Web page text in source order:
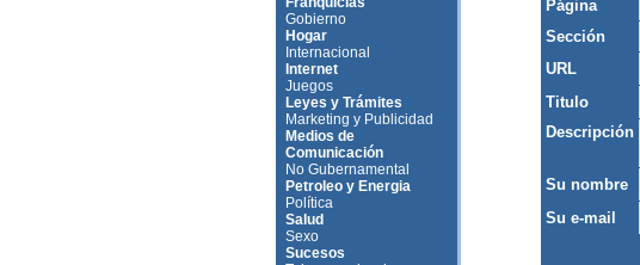
Gobierno
Hogar
Internacional
Internet
Juegos
Leyes y Trámites
Marketing y Publicidad
Medios de
Comunicación
No Gubernamental
Petroleo y Energia
Política
Salud
Sexo
Sucesos
Página
Sección
URL
Titulo
Descripción
Su nombre
Su e-mail